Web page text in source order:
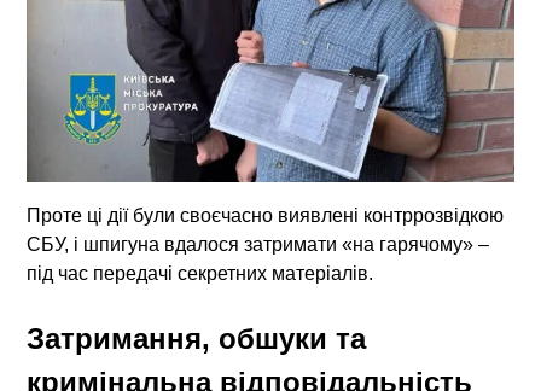
Проте ці дії були своєчасно виявлені контррозвідкою
СБУ, і шпигуна вдалося затримати «на гарячому» –
під час передачі секретних матеріалів.
Затримання, обшуки та
кримінальна відповідальність